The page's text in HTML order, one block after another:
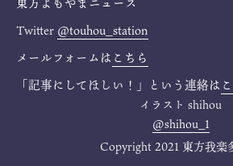
Twitter @touhou_station
メールフォームは こちら
「記事にしてほしい！」という連絡は
イラスト shihou
@shihou_1
Copyright 2021 東方我楽